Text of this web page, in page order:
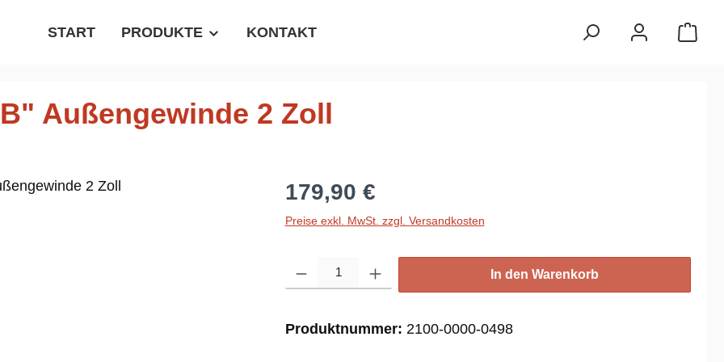
START
PRODUKTE KONTAKT
Außengewinde 2 Zoll
Regulärer Preis:
179,90 €
Preise exkl. MwSt. zzgl. Versandkosten
In den Warenkorb
Produktnummer: 2100-0000-0498